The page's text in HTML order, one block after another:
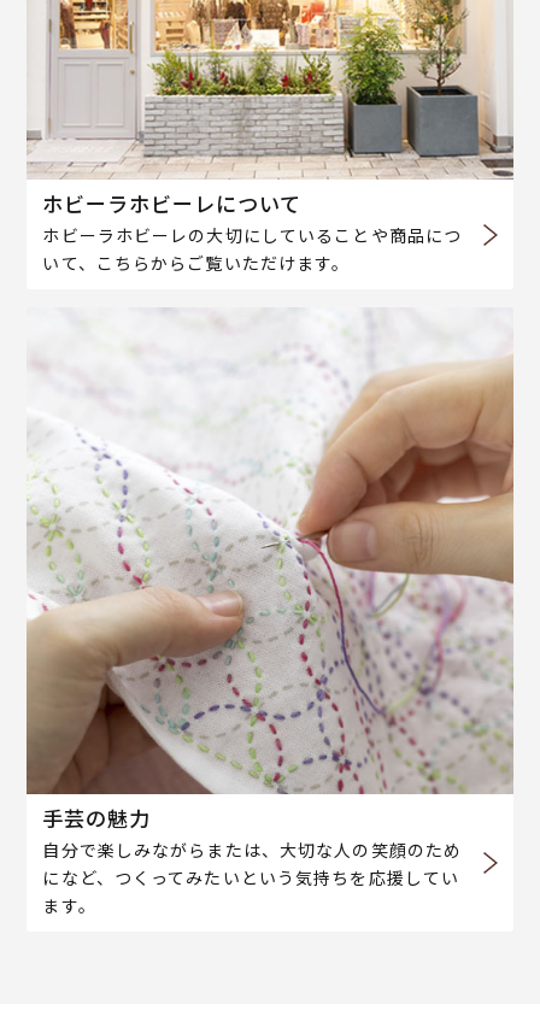
ホビーラホビーレについて
ホビーラホビーレの大切にしていることや商品につ
いて、こちらからご覧いただけます。
手芸の魅力
自分で楽しみながらまたは、大切な人の笑顔のため
になど、つくってみたいという気持ちを応援してい
ます。